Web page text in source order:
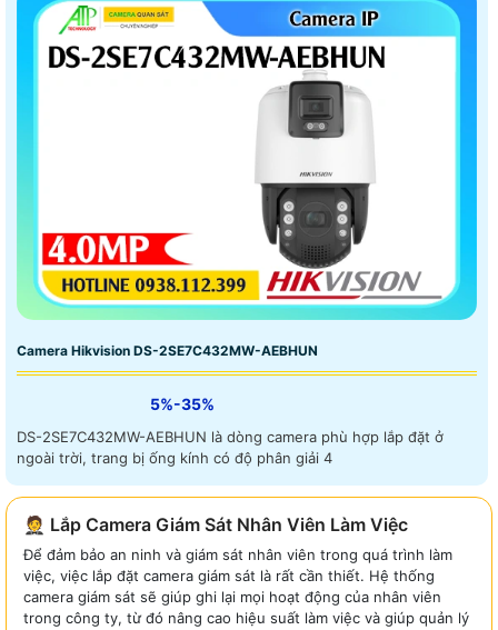
Camera Hikvision DS-2SE7C432MW-AEBHUN
5%-35%
DS-2SE7C432MW-AEBHUN là dòng camera phù hợp lắp đặt ở
ngoài trời, trang bị ống kính có độ phân giải 4
🤵 Lắp Camera Giám Sát Nhân Viên Làm Việc
Để đảm bảo an ninh và giám sát nhân viên trong quá trình làm
việc, việc lắp đặt camera giám sát là rất cần thiết. Hệ thống
camera giám sát sẽ giúp ghi lại mọi hoạt động của nhân viên
trong công ty, từ đó nâng cao hiệu suất làm việc và giúp quản lý